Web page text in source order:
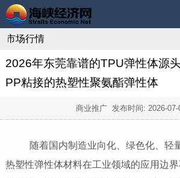
市场行情
2026年东莞靠谱的TPU弹性体源
PP粘接的热塑性聚氨酯弹性体
商业推广 发布时间: 2026-07-
随着国内制造业向化、绿色化、轻量
热塑性弹性体材料在工业领域的应用边